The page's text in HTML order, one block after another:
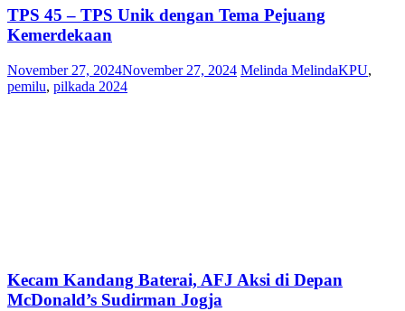
TPS 45 – TPS Unik dengan Tema Pejuang
Kemerdekaan
November 27, 2024November 27, 2024 Melinda MelindaKPU,
pemilu, pilkada 2024
Kecam Kandang Baterai, AFJ Aksi di Depan
McDonald’s Sudirman Jogja